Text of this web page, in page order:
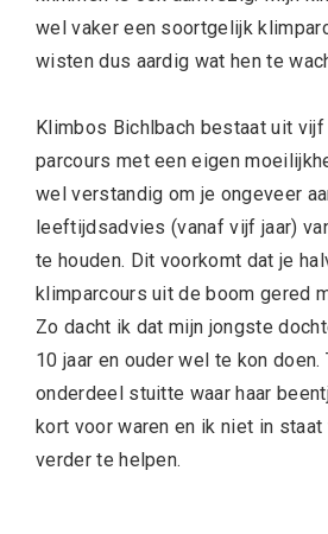
wel vaker een soortgelijk
wisten dus aardig wat hen te
Klimbos Bichlbach bestaat uit
parcours met een eigen
wel verstandig om je ongeveer
leeftijdsadvies (vanaf vijf jaar)
te houden. Dit voorkomt dat je
klimparcours uit de boom gered
Zo dacht ik dat mijn jongste
10 jaar en ouder wel te kon doen.
onderdeel stuitte waar haar
kort voor waren en ik niet in staat
verder te helpen.